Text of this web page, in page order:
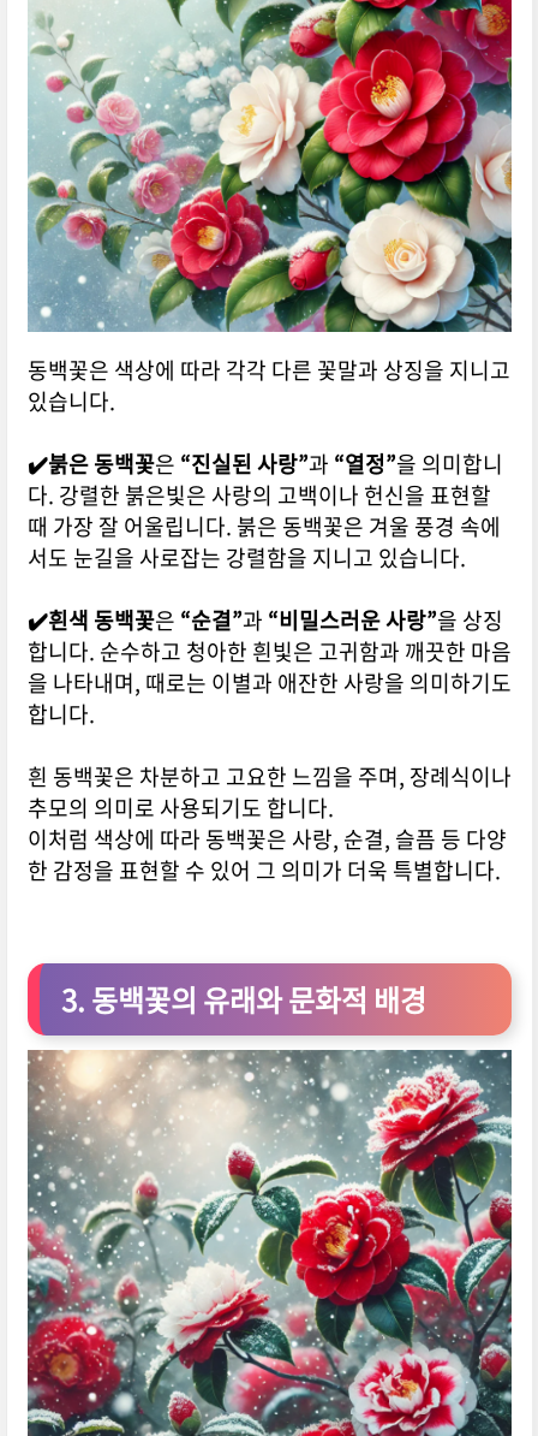
동백꽃은 색상에 따라 각각 다른 꽃말과 상징을 지니고
있습니다.
✔️붉은 동백꽃은 “진실된 사랑”과 “열정”을 의미합니
다. 강렬한 붉은빛은 사랑의 고백이나 헌신을 표현할
때 가장 잘 어울립니다. 붉은 동백꽃은 겨울 풍경 속에
서도 눈길을 사로잡는 강렬함을 지니고 있습니다.
✔️흰색 동백꽃은 “순결”과 “비밀스러운 사랑”을 상징
합니다. 순수하고 청아한 흰빛은 고귀함과 깨끗한 마음
을 나타내며, 때로는 이별과 애잔한 사랑을 의미하기도
합니다.
흰 동백꽃은 차분하고 고요한 느낌을 주며, 장례식이나
추모의 의미로 사용되기도 합니다.
이처럼 색상에 따라 동백꽃은 사랑, 순결, 슬픔 등 다양
한 감정을 표현할 수 있어 그 의미가 더욱 특별합니다.
3. 동백꽃의 유래와 문화적 배경